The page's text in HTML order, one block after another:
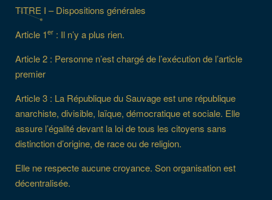
TITRE I – Dispositions générales
Article 1er : Il n’y a plus rien.
Article 2 : Personne n’est chargé de l’exécution de l’article
premier
Article 3 : La République du Sauvage est une république
anarchiste, divisible, laïque, démocratique et sociale. Elle
assure l’égalité devant la loi de tous les citoyens sans
distinction d’origine, de race ou de religion.
Elle ne respecte aucune croyance. Son organisation est
décentralisée.